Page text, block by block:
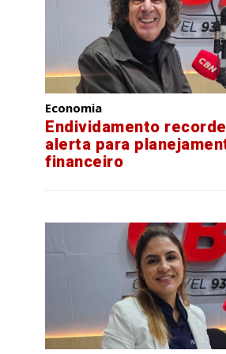
Economia
Endividamento
alerta para
financeiro